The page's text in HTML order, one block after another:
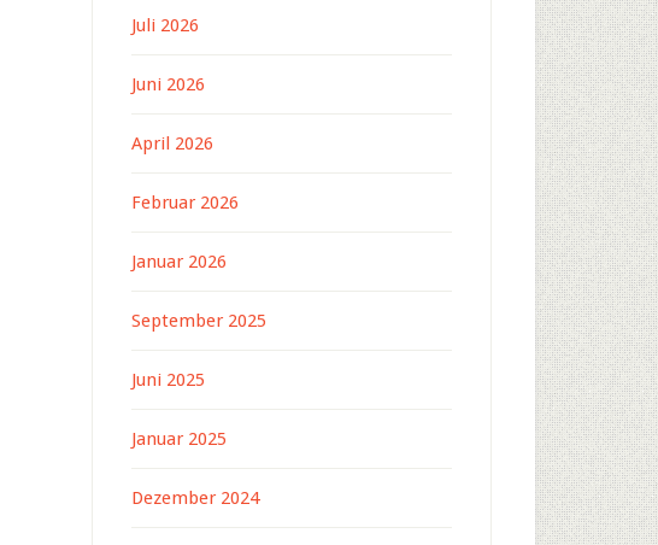
Juli 2026
Juni 2026
April 2026
Februar 2026
Januar 2026
September 2025
Juni 2025
Januar 2025
Dezember 2024